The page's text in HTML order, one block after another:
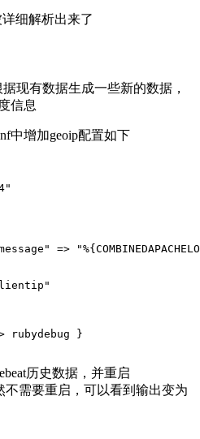
详细解析出来了
现有数据生成一些新的数据，
信息
中增加geoip配置如下
=>
rubydebug }
历史数据，并重启
不需要重启，可以看到输出变为